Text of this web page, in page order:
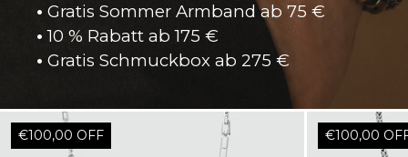
• Gratis Sommer Armband ab 75 €
•10 % Rabatt ab 175 €
• Gratis Schmuckbox ab 275 €
€100,00 OFF €100,00